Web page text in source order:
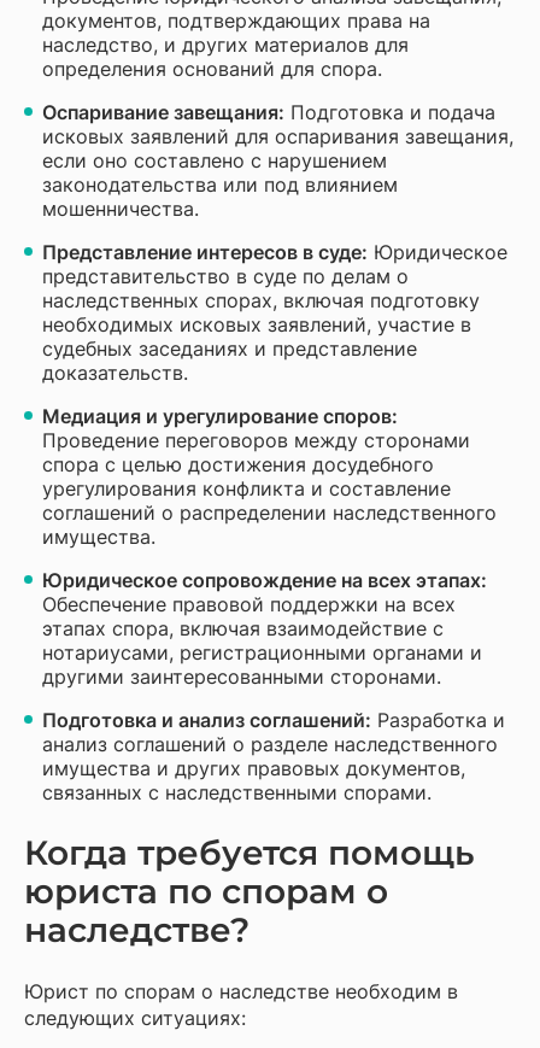
документов, подтверждающих права на
наследство, и других материалов для
определения оснований для спора.
Оспаривание завещания: Подготовка и подача
исковых заявлений для оспаривания завещания,
если оно составлено с нарушением
законодательства или под влиянием
мошенничества.
Представление интересов в суде: Юридическое
представительство в суде по делам о
наследственных спорах, включая подготовку
необходимых исковых заявлений, участие в
судебных заседаниях и представление
доказательств.
Медиация и урегулирование споров:
Проведение переговоров между сторонами
спора с целью достижения досудебного
урегулирования конфликта и составление
соглашений о распределении наследственного
имущества.
Юридическое сопровождение на всех этапах:
Обеспечение правовой поддержки на всех
этапах спора, включая взаимодействие с
нотариусами, регистрационными органами и
другими заинтересованными сторонами.
Подготовка и анализ соглашений: Разработка и
анализ соглашений о разделе наследственного
имущества и других правовых документов,
связанных с наследственными спорами.
Когда требуется помощь
юриста по спорам о
наследстве?
Юрист по спорам о наследстве необходим в
следующих ситуациях: